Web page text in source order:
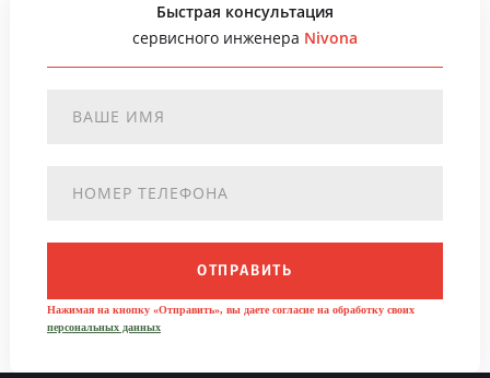
Быстрая консультация
сервисного инженера Nivona
ОТПРАВИТЬ
Нажимая на кнопку «Отправить», вы даете согласие на обработку своих
персональных данных